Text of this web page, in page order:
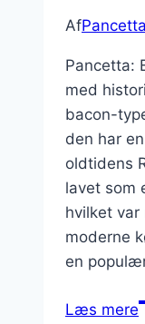
AfPancetta
Pancetta:
med
bacon-
den har
oldtidens
lavet som
hvilket
moderne
en
Læs mere